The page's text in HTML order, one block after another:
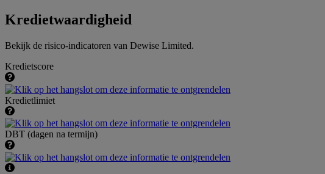
Kredietwaardigheid
Bekijk de risico-indicatoren van Dewise Limited.
Kredietscore
Kredietlimiet
DBT (dagen na termijn)